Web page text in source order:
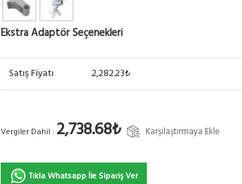
Ekstra Adaptör Seçenekleri
Satış Fiyatı 2,282.23₺
Vergiler Dahil : 2,738.68₺ Karşılaştırmaya Ekle
Tıkla Whatsapp İle Sipariş Ver